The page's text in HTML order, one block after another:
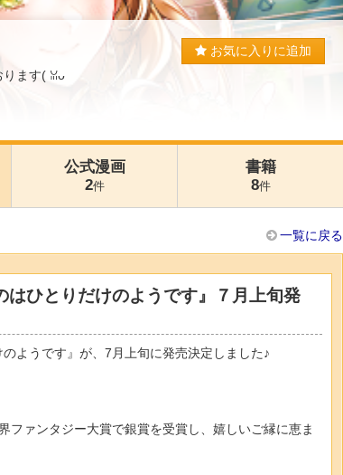
ます( ꈍᴗ
お気に入りに追加
公式漫画
2件
書籍
8件
一覧に戻る
ひとりだけのようです』７月上旬発
ようです』が、7月上旬に発売決定しました♪
ァンタジー大賞で銀賞を受賞し、嬉しいご縁に恵ま